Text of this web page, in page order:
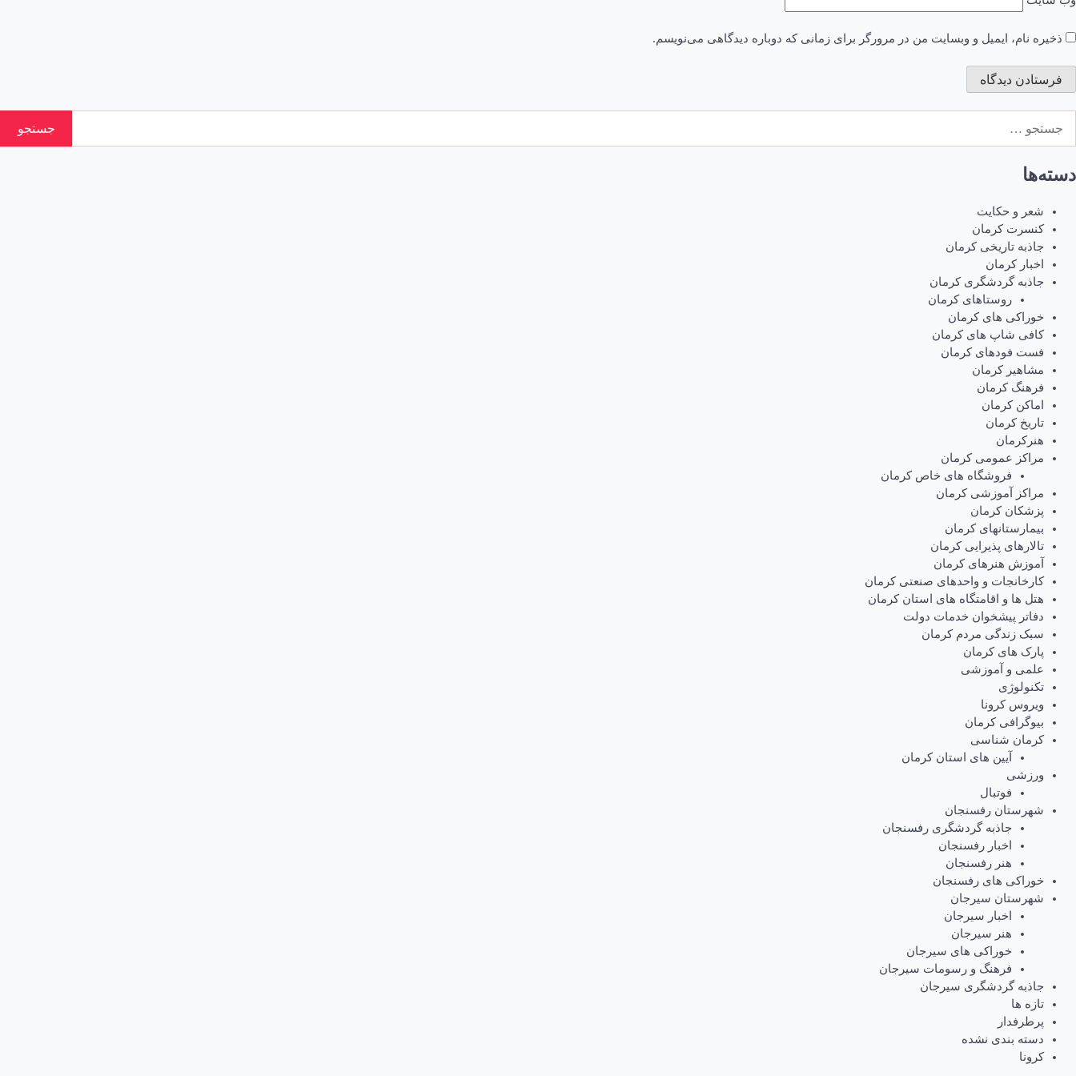
ذخیره نام، ایمیل و وبسایت من در مرورگر برای زمانی که دوباره دیدگاهی می‌نویسم.
برای:
دسته‌ها
شعر و حکایت
کنسرت کرمان
جاذبه تاریخی کرمان
اخبار کرمان
جاذبه گردشگری کرمان
روستاهای کرمان
خوراکی های کرمان
کافی شاپ های کرمان
فست فودهای کرمان
مشاهیر کرمان
فرهنگ کرمان
اماکن کرمان
تاریخ کرمان
هنرکرمان
مراکز عمومی کرمان
فروشگاه های خاص کرمان
مراکز آموزشی کرمان
پزشکان کرمان
بیمارستانهای کرمان
تالارهای پذیرایی کرمان
آموزش هنرهای کرمان
کارخانجات و واحدهای صنعتی کرمان
هتل ها و اقامتگاه های استان کرمان
دفاتر پیشخوان خدمات دولت
سبک زندگی مردم کرمان
پارک های کرمان
علمی و آموزشی
تکنولوژی
ویروس کرونا
بیوگرافی کرمان
کرمان شناسی
آیین های استان کرمان
ورزشی
فوتبال
شهرستان رفسنجان
جاذبه گردشگری رفسنجان
اخبار رفسنجان
هنر رفسنجان
خوراکی های رفسنجان
شهرستان سیرجان
اخبار سیرجان
هنر سیرجان
خوراکی های سیرجان
فرهنگ و رسومات سیرجان
جاذبه گردشگری سیرجان
تازه ها
پرطرفدار
دسته بندی نشده
کرونا